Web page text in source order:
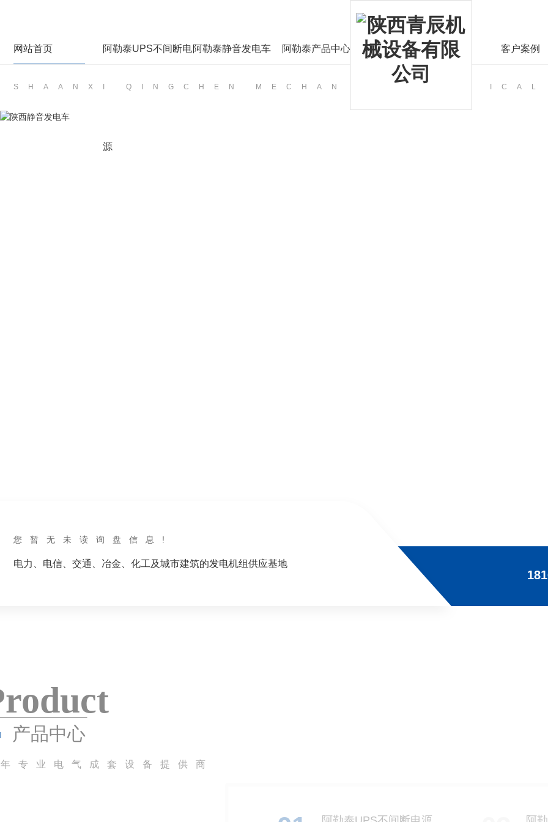
网站首页 阿勒泰UPS不间断电
源
阿勒泰静音发电车 阿勒泰产品中心 客户案例
SHAANXI QINGCHEN MECHAN
您暂无未读询盘信息!
电力、电信、交通、冶金、化工及城市建筑的发电机组供应基地
roduct
产品中心
专业电气成套设备提供商